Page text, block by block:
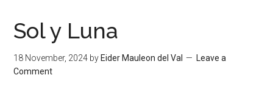
Sol y Luna
18 November, 2024 by Eider Mauleon del Val
Leave a
Comment